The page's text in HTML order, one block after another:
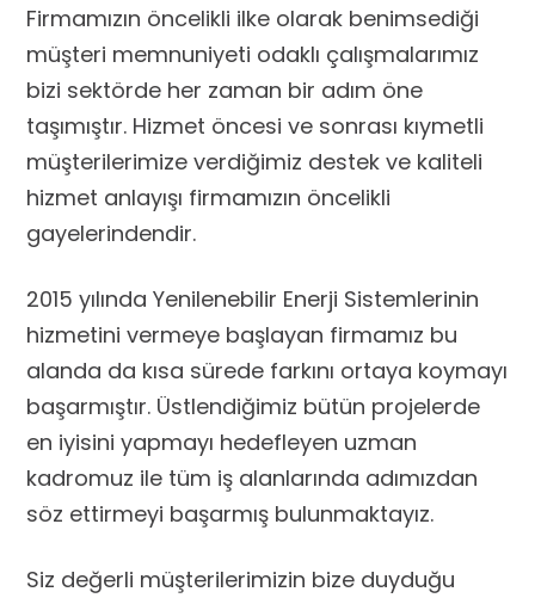
Firmamızın öncelikli ilke olarak benimsediği
müşteri memnuniyeti odaklı çalışmalarımız
bizi sektörde her zaman bir adım öne
taşımıştır. Hizmet öncesi ve sonrası kıymetli
müşterilerimize verdiğimiz destek ve kaliteli
hizmet anlayışı firmamızın öncelikli
gayelerindendir.
2015 yılında Yenilenebilir Enerji Sistemlerinin
hizmetini vermeye başlayan firmamız bu
alanda da kısa sürede farkını ortaya koymayı
başarmıştır. Üstlendiğimiz bütün projelerde
en iyisini yapmayı hedefleyen uzman
kadromuz ile tüm iş alanlarında adımızdan
söz ettirmeyi başarmış bulunmaktayız.
Siz değerli müşterilerimizin bize duyduğu